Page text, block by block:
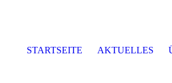
STARTSEITE AKTUELLES